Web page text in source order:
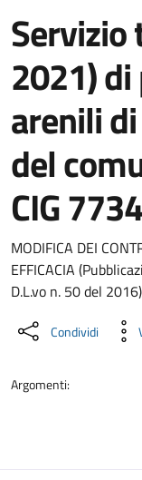
2021)
arenili
del
CIG
Dettaglio del
MODIFICA DEI
EFFICACIA
D.L.vo n. 50 del 2016)
Condividi
Argomenti: